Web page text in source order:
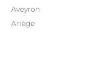
Aveyron
Ariège